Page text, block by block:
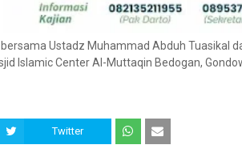
bersama Ustadz Muhammad Abduh Tuasikal
Islamic Center Al-Muttaqin Bedogan,
Twitter